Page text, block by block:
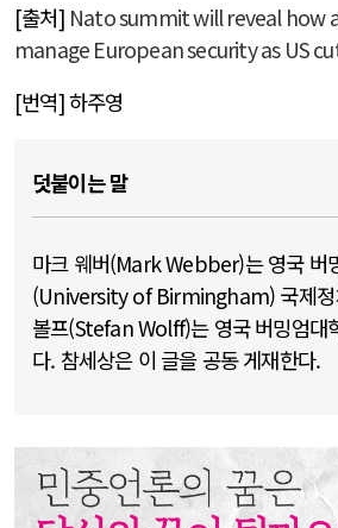
[출처] Nato summit will reveal how
manage European security as US
[번역] 하주영
덧붙이는 말
마크 웨버(Mark Webber)는 영국 버
(University of Birmingham) 국제정
볼프(Stefan Wolff)는 영국 버밍엄대
다. 참세상은 이 글을 공동 게재한다.